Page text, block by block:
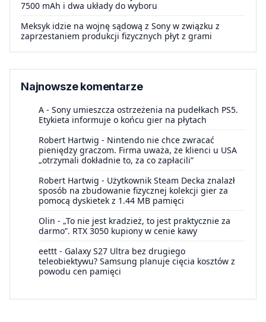
7500 mAh i dwa układy do wyboru
Meksyk idzie na wojnę sądową z Sony w związku z
zaprzestaniem produkcji fizycznych płyt z grami
Najnowsze komentarze
A - Sony umieszcza ostrzeżenia na pudełkach PS5.
Etykieta informuje o końcu gier na płytach
Robert Hartwig - Nintendo nie chce zwracać
pieniędzy graczom. Firma uważa, że klienci u USA
„otrzymali dokładnie to, za co zapłacili”
Robert Hartwig - Użytkownik Steam Decka znalazł
sposób na zbudowanie fizycznej kolekcji gier za
pomocą dyskietek z 1.44 MB pamięci
Olin - „To nie jest kradzież, to jest praktycznie za
darmo”. RTX 3050 kupiony w cenie kawy
eettt - Galaxy S27 Ultra bez drugiego
teleobiektywu? Samsung planuje cięcia kosztów z
powodu cen pamięci